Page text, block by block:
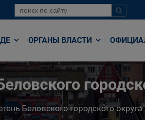
ОРГАНЫ ВЛАСТИ
Беловского городского округа